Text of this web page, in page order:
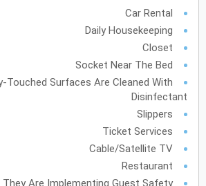
حالأحد نالاثنينثالثلاثاءرالأربعاءخالخميس
ج
حالأحد نالاثنين
Car Rental
Daily Housekeeping
Closet
Socket Near The Bed
Touched Surfaces Are Cleaned With
Disinfectant
Slippers
Ticket Services
Cable/Satellite TV
Restaurant
Are Implementing Guest Safety